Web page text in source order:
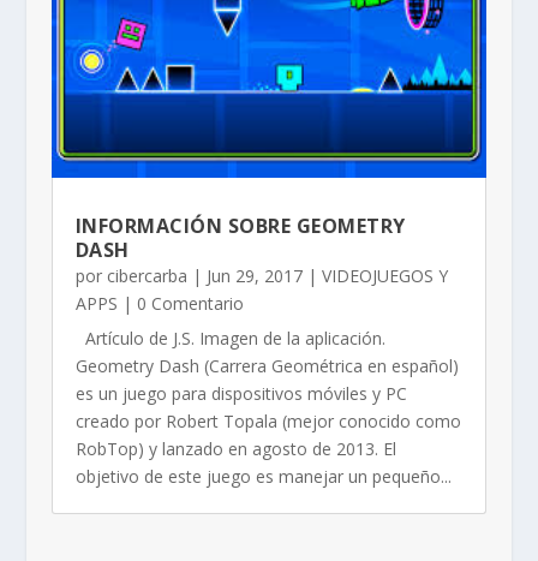
INFORMACIÓN SOBRE GEOMETRY
DASH
por cibercarba | Jun 29, 2017| VIDEOJUEGOS Y
APPS | 0 Comentario
Artículo de J.S. Imagen de la aplicación.
Geometry Dash (Carrera Geométrica en español)
es un juego para dispositivos móviles y PC
creado por Robert Topala (mejor conocido como
RobTop) y lanzado en agosto de 2013. El
objetivo de este juego es manejar un pequeño...